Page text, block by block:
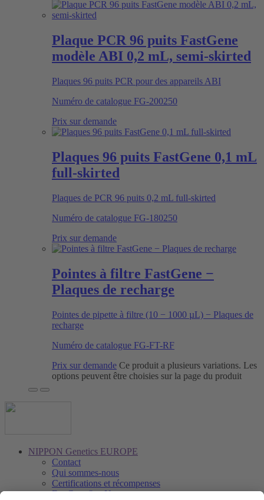
Plaque PCR 96 puits FastGene
modèle ABI 0,2 mL, semi-skirted
Plaques 96 puits PCR pour des appareils ABI
Numéro de catalogue FG-200250
Prix sur demande
Plaques 96 puits FastGene 0,1 mL
full-skirted
Plaques de PCR 96 puits 0,2 mL full-skirted
Numéro de catalogue FG-180250
Prix sur demande
Pointes à filtre FastGene −
Plaques de recharge
Pointes de pipette à filtre (10 − 1000 µL) − Plaques de
recharge
Numéro de catalogue FG-FT-RF
Prix sur demande Ce produit a plusieurs variations. Les
options peuvent être choisies sur la page du produit
NIPPON Genetics EUROPE
Contact
Qui sommes-nous
Certifications et récompenses
FastGene® − Notre marque